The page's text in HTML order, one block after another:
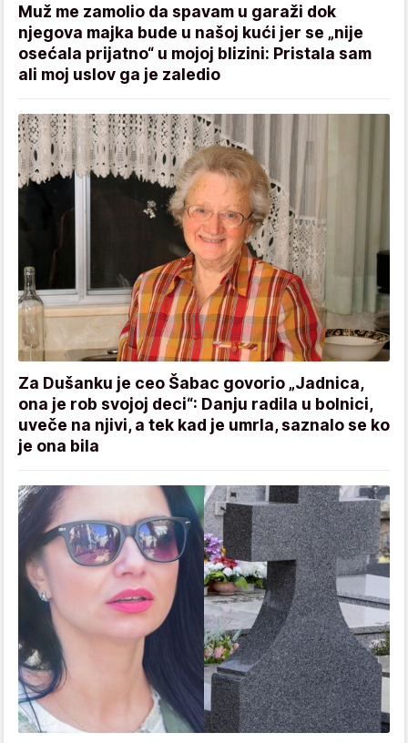
Muž me zamolio da spavam u garaži dok
njegova majka bude u našoj kući jer se „nije
osećala prijatno“ u mojoj blizini: Pristala sam
ali moj uslov ga je zaledio
Za Dušanku je ceo Šabac govorio „Jadnica,
ona je rob svojoj deci“: Danju radila u bolnici,
uveče na njivi, a tek kad je umrla, saznalo se ko
je ona bila